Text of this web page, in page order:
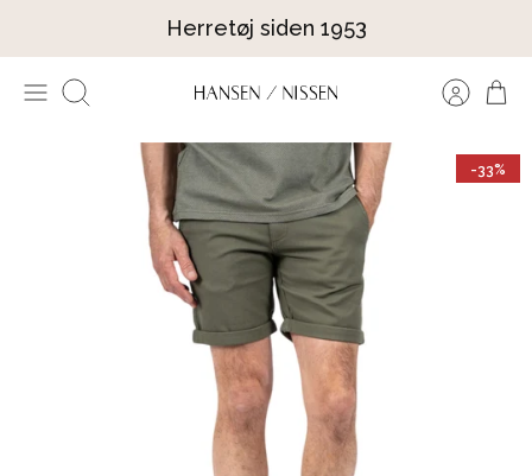
Herretøj siden 1953
Søg
-33%